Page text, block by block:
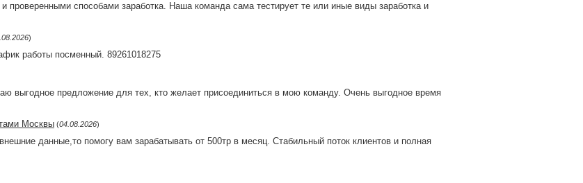
проверенными способами заработка. Наша команда сама тестирует те или иные виды заработка и
)
работы посменный. 89261018275
выгодное предложение для тех, кто желает присоединиться в мою команду. Очень выгодное время
Москвы (04.08.2026)
данные,то помогу вам зарабатывать от 500тр в месяц. Стабильный поток клиентов и полная